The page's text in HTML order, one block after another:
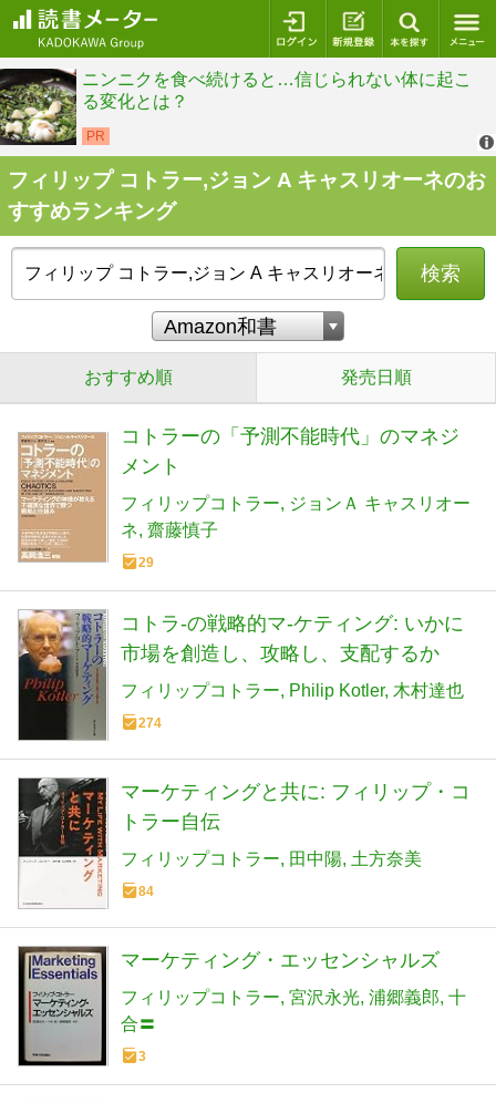
ログイン 新規登録
フィリップ コトラー,ジョン A キャスリオーネのお
すすめランキング
検索
おすすめ順 発売日順
コトラーの「予測不能時代」のマネジ
メント
フィリップコトラー
ジョンＡ キャスリオー
ネ 齋藤慎子
29
コトラ-の戦略的マ-ケティング: いかに
市場を創造し、攻略し、支配するか
フィリップコトラー Philip Kotler 木村達也
274
マーケティングと共に: フィリップ・コ
トラー自伝
フィリップコトラー 田中陽 土方奈美
84
マーケティング・エッセンシャルズ
フィリップコトラー 宮沢永光 浦郷義郎 十
合〓
3